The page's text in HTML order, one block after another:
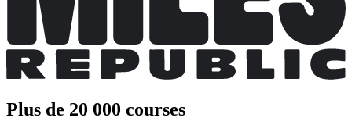
Plus de 20 000 courses